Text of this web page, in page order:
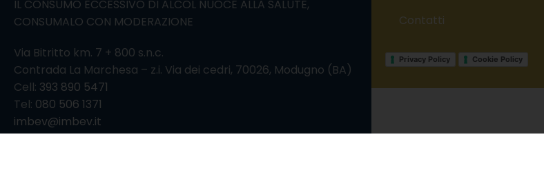
IL CONSUMO ECCESSIVO DI ALCOL NUOCE ALLA SALUTE,
CONSUMALO CON MODERAZIONE
Via Bitritto km. 7 + 800 s.n.c.
Contrada La Marchesa – z.i. Via dei cedri, 70026, Modugno (BA)
Cell: 393 890 5471
Tel: 080 506 1371
imbev@imbev.it
Contatti
Privacy Policy Cookie Policy